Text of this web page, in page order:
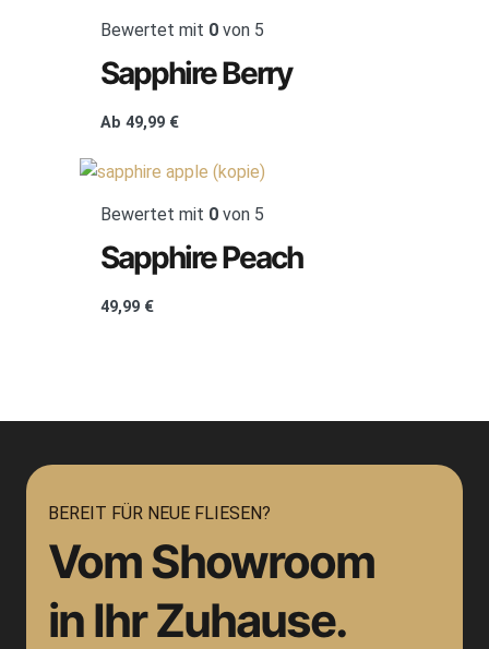
Bewertet mit 0von 5
Sapphire Berry
Ab 49,99 €
Bewertet mit 0von 5
Sapphire Peach
49,99 €
BEREIT FÜR NEUE FLIESEN?
Vom Showroom
in Ihr Zuhause.